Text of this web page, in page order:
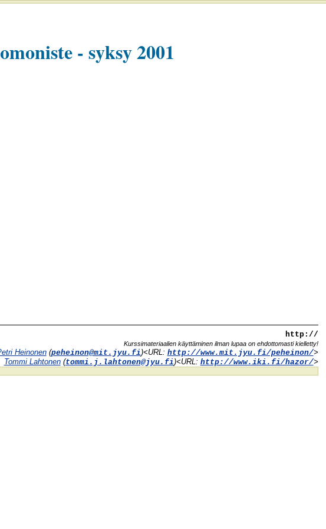
- syksy 2001
http://
Kurssimateriaalien käyttäminen ilman lupaa on ehdottomasti kielletty!
Heinonen(peheinon@mit.jyu.fi)<URL: http://www.mit.jyu.fi/peheinon/>
Tommi Lahtonen(tommi.j.lahtonen@jyu.fi)<URL: http://www.iki.fi/hazor/>